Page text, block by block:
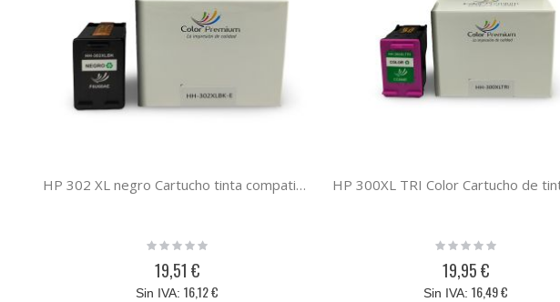
HP 302 XL negro Cartucho tinta compatible F6U68AE
Rating:
19,51 €
16,12 €
Rating:
19,95 €
16,49 €